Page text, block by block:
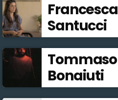
Francesca
Santucci
Tommaso
Bonaiuti